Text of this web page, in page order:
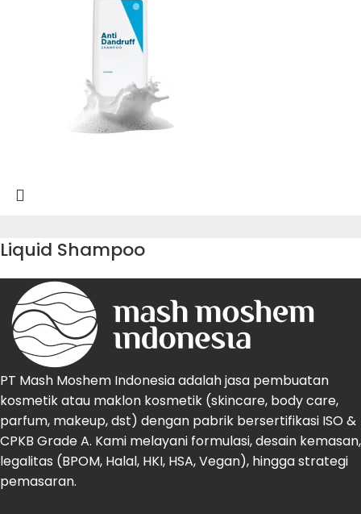
Liquid Shampoo
PT Mash Moshem Indonesia adalah jasa pembuatan
kosmetik atau maklon kosmetik (skincare, body care,
parfum, makeup, dst) dengan pabrik bersertifikasi ISO &
CPKB Grade A. Kami melayani formulasi, desain kemasan,
legalitas (BPOM, Halal, HKI, HSA, Vegan), hingga strategi
pemasaran.